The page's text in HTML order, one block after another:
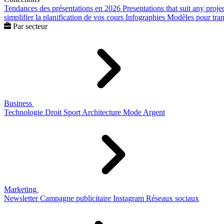
Tendances des présentations en 2026 Presentations that suit any
simplifier la planification de vos cours Infographies Modèles pour
Par secteur
Business
Technologie Droit Sport Architecture Mode Argent
Marketing
Newsletter Campagne publicitaire Instagram Réseaux sociaux